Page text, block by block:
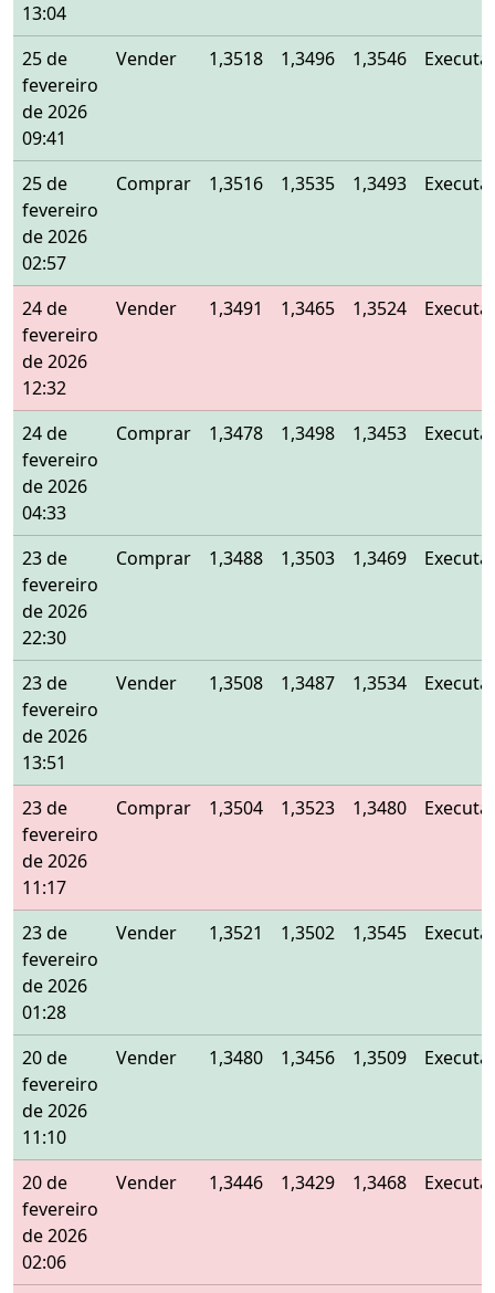
13:04
25 de
fevereiro
de 2026
09:41
Vender 1,3518 1,3496 1,3546
25 de
fevereiro
de 2026
02:57
Comprar 1,3516 1,3535 1,3493
24 de
fevereiro
de 2026
12:32
Vender 1,3491 1,3465 1,3524
24 de
fevereiro
de 2026
04:33
Comprar 1,3478 1,3498 1,3453
23 de
fevereiro
de 2026
22:30
Comprar 1,3488 1,3503 1,3469
23 de
fevereiro
de 2026
13:51
Vender 1,3508 1,3487 1,3534
23 de
fevereiro
de 2026
11:17
Comprar 1,3504 1,3523 1,3480
23 de
fevereiro
de 2026
01:28
Vender 1,3521 1,3502 1,3545
20 de
fevereiro
de 2026
11:10
Vender 1,3480 1,3456 1,3509
20 de
fevereiro
de 2026
02:06
Vender 1,3446 1,3429 1,3468